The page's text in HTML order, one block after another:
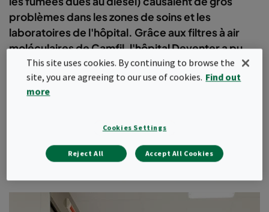
problèmes dans les zones de soins et les
laboratoires de l'hôpital. Grâce aux filtres à air
moléculaires de Camfil, l'hôpital Deventer a pu
éliminer les poussières fines, les gaz, les odeurs et
les fumées de l'environnement intérieur.
This site uses cookies. By continuing to browse the
site, you are agreeing to our use of cookies. Find out
more
Cookies Settings
Reject All Accept All Cookies